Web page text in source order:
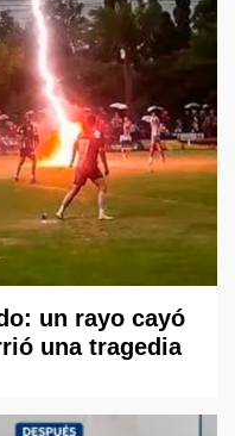
un rayo cayó
una tragedia